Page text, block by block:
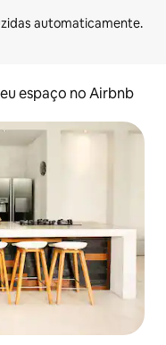
espaço no Airbnb